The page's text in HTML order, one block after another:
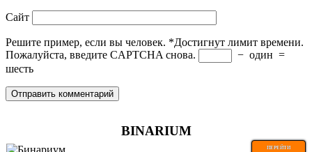
Сайт
Решите пример, если вы человек. *Достигнут лимит времени.
Пожалуйста, введите CAPTCHA снова.
− один =
шесть
BINARIUM
ПЕРЕЙТИ